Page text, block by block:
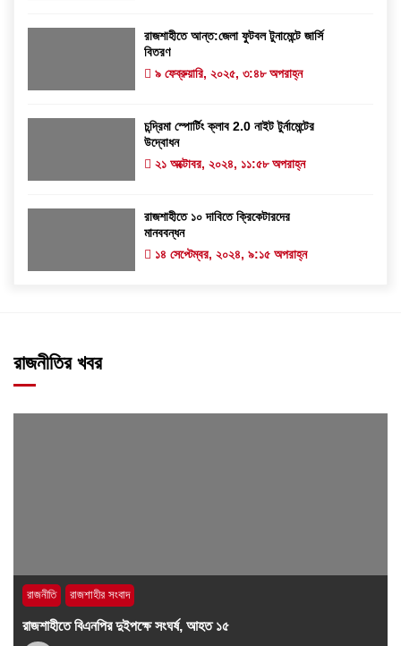
রাজশাহীতে আন্ত:জেলা ফুটবল টুনামেন্টে জার্সি
বিতরণ
৯ ফেব্রুয়ারি, ২০২৫, ৩:৪৮ অপরাহ্ন
চন্দ্রিমা স্পোর্টিং ক্লাব 2.0 নাইট টুর্নামেন্টের
উদ্বোধন
২১ অক্টোবর, ২০২৪, ১১:৫৮ অপরাহ্ন
রাজশাহীতে ১০ দাবিতে ক্রিকেটারদের
মানববন্ধন
১৪ সেপ্টেম্বর, ২০২৪, ৯:১৫ অপরাহ্ন
রাজনীতির খবর
রাজনীতি রাজশাহীর সংবাদ
রাজশাহীতে বিএনপির দুইপক্ষে সংঘর্ষ, আহত ১৫